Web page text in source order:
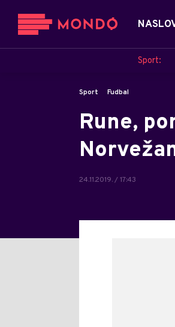
Sport:
Sport Fudbal
Rune,
24.11.2019. / 17:43